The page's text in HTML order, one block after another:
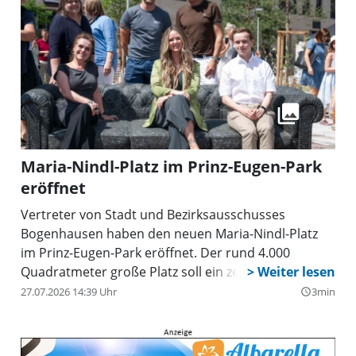
Maria-Nindl-Platz im Prinz-Eugen-Park
eröffnet
Vertreter von Stadt und Bezirksausschusses
Bogenhausen haben den neuen Maria-Nindl-Platz
im Prinz-Eugen-Park eröffnet. Der rund 4.000
Quadratmeter große Platz soll ein zentraler
Treffpunkt werden.
27.07.2026 14:39 Uhr query_builder3min